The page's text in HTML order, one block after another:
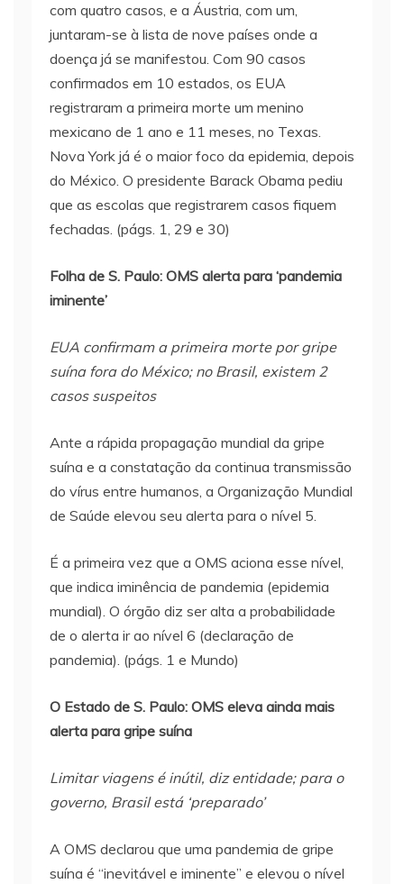
com quatro casos, e a Áustria, com um,
juntaram-se à lista de nove países onde a
doença já se manifestou. Com 90 casos
confirmados em 10 estados, os EUA
registraram a primeira morte um menino
mexicano de 1 ano e 11 meses, no Texas.
Nova York já é o maior foco da epidemia, depois
do México. O presidente Barack Obama pediu
que as escolas que registrarem casos fiquem
fechadas. (págs. 1, 29 e 30)
Folha de S. Paulo: OMS alerta para ‘pandemia
iminente’
EUA confirmam a primeira morte por gripe
suína fora do México; no Brasil, existem 2
casos suspeitos
Ante a rápida propagação mundial da gripe
suína e a constatação da continua transmissão
do vírus entre humanos, a Organização Mundial
de Saúde elevou seu alerta para o nível 5.
É a primeira vez que a OMS aciona esse nível,
que indica iminência de pandemia (epidemia
mundial). O órgão diz ser alta a probabilidade
de o alerta ir ao nível 6 (declaração de
pandemia). (págs. 1 e Mundo)
O Estado de S. Paulo: OMS eleva ainda mais
alerta para gripe suína
Limitar viagens é inútil, diz entidade; para o
governo, Brasil está ‘preparado’
A OMS declarou que uma pandemia de gripe
suína é “inevitável e iminente” e elevou o nível